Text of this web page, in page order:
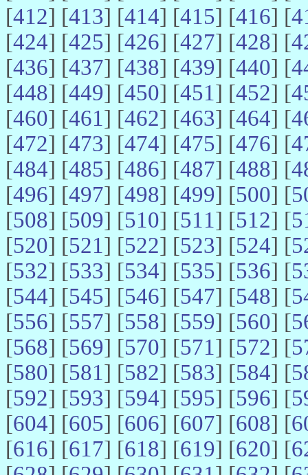
[412] [413] [414] [415] [416] [
[424] [425] [426] [427] [428] [
[436] [437] [438] [439] [440] [
[448] [449] [450] [451] [452] [
[460] [461] [462] [463] [464] [
[472] [473] [474] [475] [476] [
[484] [485] [486] [487] [488] [
[496] [497] [498] [499] [500] [
[508] [509] [510] [511] [512] [
[520] [521] [522] [523] [524] [
[532] [533] [534] [535] [536] [
[544] [545] [546] [547] [548] [
[556] [557] [558] [559] [560] [
[568] [569] [570] [571] [572] [
[580] [581] [582] [583] [584] [
[592] [593] [594] [595] [596] [
[604] [605] [606] [607] [608] [
[616] [617] [618] [619] [620] [